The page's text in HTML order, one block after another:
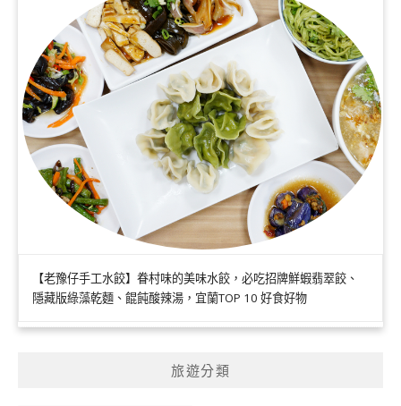
【老豫仔手工水餃】眷村味的美味水餃，必吃招牌鮮蝦翡翠餃、
隱藏版綠藻乾麵、餛飩酸辣湯，宜蘭TOP 10 好食好物
旅遊分類